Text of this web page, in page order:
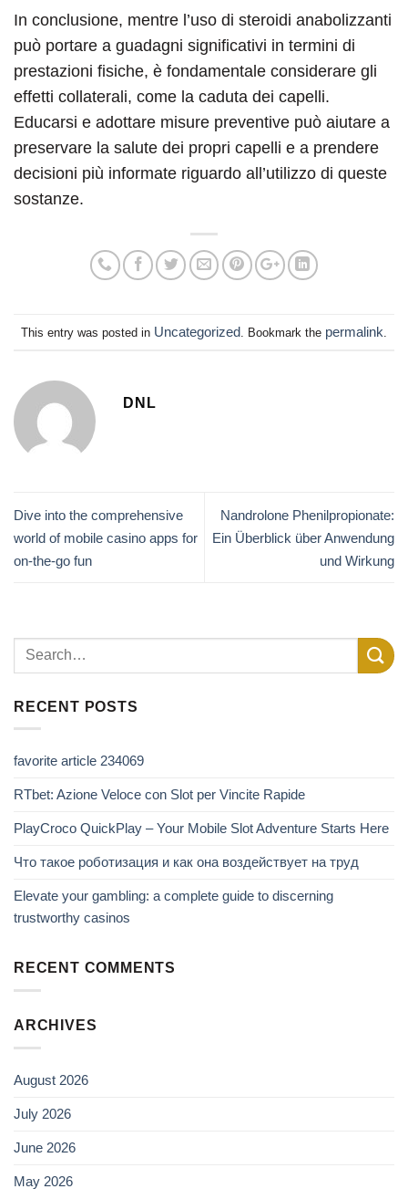
In conclusione, mentre l’uso di steroidi anabolizzanti
può portare a guadagni significativi in termini di
prestazioni fisiche, è fondamentale considerare gli
effetti collaterali, come la caduta dei capelli.
Educarsi e adottare misure preventive può aiutare a
preservare la salute dei propri capelli e a prendere
decisioni più informate riguardo all’utilizzo di queste
sostanze.
This entry was posted in Uncategorized . Bookmark the permalink
DNL
Dive into the comprehensive
world of mobile casino apps for
on-the-go fun
Nandrolone Phenilpropionate:
Ein Überblick über Anwendung
und Wirkung
RECENT POSTS
favorite article 234069
RTbet: Azione Veloce con Slot per Vincite Rapide
PlayCroco QuickPlay – Your Mobile Slot Adventure Starts Here
Что такое роботизация и как она воздействует на труд
Elevate your gambling: a complete guide to discerning
trustworthy casinos
RECENT COMMENTS
ARCHIVES
August 2026
July 2026
June 2026
May 2026